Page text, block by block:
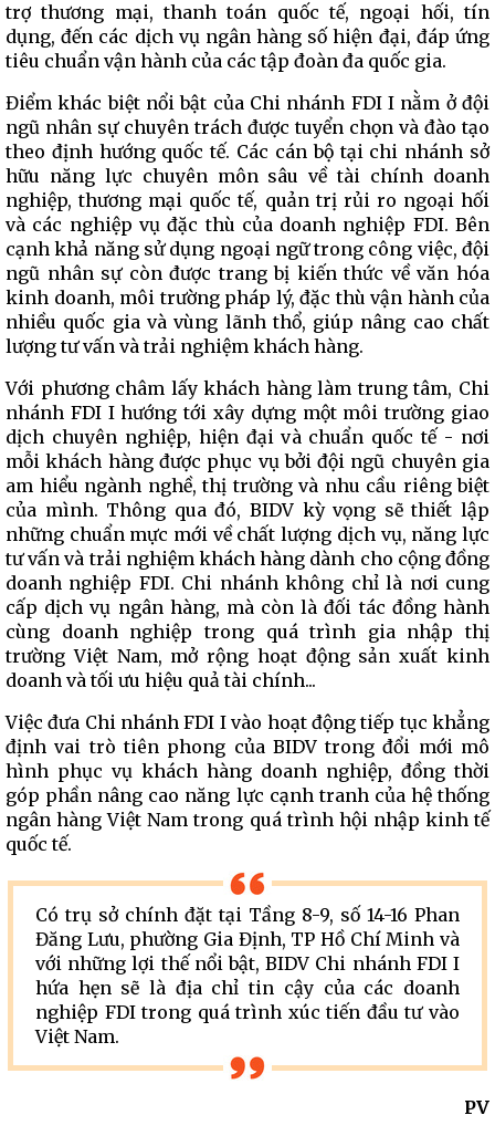
trợ thương mại, thanh toán quốc tế, ngoại hối, tín
dụng, đến các dịch vụ ngân hàng số hiện đại, đáp ứng
tiêu chuẩn vận hành của các tập đoàn đa quốc gia.
Điểm khác biệt nổi bật của Chi nhánh FDI I nằm ở đội
ngũ nhân sự chuyên trách được tuyển chọn và đào tạo
theo định hướng quốc tế. Các cán bộ tại chi nhánh sở
hữu năng lực chuyên môn sâu về tài chính doanh
nghiệp, thương mại quốc tế, quản trị rủi ro ngoại hối
và các nghiệp vụ đặc thù của doanh nghiệp FDI. Bên
cạnh khả năng sử dụng ngoại ngữ trong công việc, đội
ngũ nhân sự còn được trang bị kiến thức về văn hóa
kinh doanh, môi trường pháp lý, đặc thù vận hành của
nhiều quốc gia và vùng lãnh thổ, giúp nâng cao chất
lượng tư vấn và trải nghiệm khách hàng.
Với phương châm lấy khách hàng làm trung tâm, Chi
nhánh FDI I hướng tới xây dựng một môi trường giao
dịch chuyên nghiệp, hiện đại và chuẩn quốc tế - nơi
mỗi khách hàng được phục vụ bởi đội ngũ chuyên gia
am hiểu ngành nghề, thị trường và nhu cầu riêng biệt
của mình. Thông qua đó, BIDV kỳ vọng sẽ thiết lập
những chuẩn mực mới về chất lượng dịch vụ, năng lực
tư vấn và trải nghiệm khách hàng dành cho cộng đồng
doanh nghiệp FDI. Chi nhánh không chỉ là nơi cung
cấp dịch vụ ngân hàng, mà còn là đối tác đồng hành
cùng doanh nghiệp trong quá trình gia nhập thị
trường Việt Nam, mở rộng hoạt động sản xuất kinh
doanh và tối ưu hiệu quả tài chính...
Việc đưa Chi nhánh FDI I vào hoạt động tiếp tục khẳng
định vai trò tiên phong của BIDV trong đổi mới mô
hình phục vụ khách hàng doanh nghiệp, đồng thời
góp phần nâng cao năng lực cạnh tranh của hệ thống
ngân hàng Việt Nam trong quá trình hội nhập kinh tế
quốc tế.
Có trụ sở chính đặt tại Tầng 8-9, số 14-16 Phan
Đăng Lưu, phường Gia Định, TP Hồ Chí Minh và
với những lợi thế nổi bật, BIDV Chi nhánh FDI I
hứa hẹn sẽ là địa chỉ tin cậy của các doanh
nghiệp FDI trong quá trình xúc tiến đầu tư vào
Việt Nam.
PV